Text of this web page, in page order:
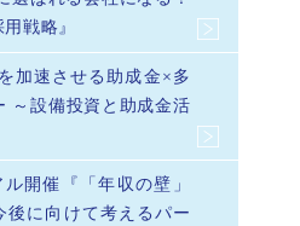
戦略』
加速させる助成金×多
～設備投資と助成金活
開催『「年収の壁」
後に向けて考えるパー